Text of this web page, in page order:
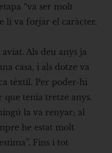
“va ser molt
li va forjar el caràcter.
Als deu anys ja
casa, i als dotze va
tèxtil. Per poder-hi
tenia tretze anys.
la va renyar; al
he estat molt
Fins i tot